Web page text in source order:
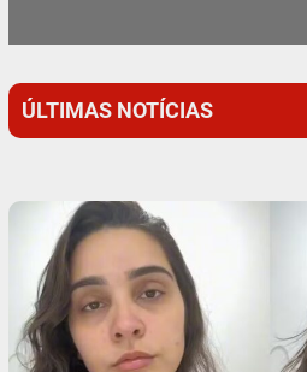
ÚLTIMAS NOTÍCIAS